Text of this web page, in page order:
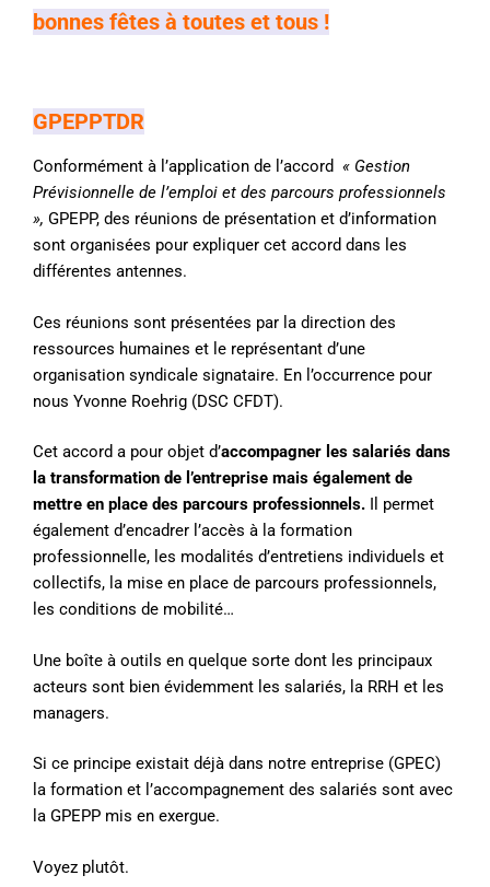
bonnes fêtes à toutes et tous !
GPEPPTDR
Conformément à l’application de l’accord « Gestion
Prévisionnelle de l’emploi et des parcours professionnels
», GPEPP, des réunions de présentation et d’information
sont organisées pour expliquer cet accord dans les
différentes antennes.
Ces réunions sont présentées par la direction des
ressources humaines et le représentant d’une
organisation syndicale signataire. En l’occurrence pour
nous Yvonne Roehrig (DSC CFDT).
Cet accord a pour objet d’accompagner les salariés dans
la transformation de l’entreprise mais également de
mettre en place des parcours professionnels. Il permet
également d’encadrer l’accès à la formation
professionnelle, les modalités d’entretiens individuels et
collectifs, la mise en place de parcours professionnels,
les conditions de mobilité…
Une boîte à outils en quelque sorte dont les principaux
acteurs sont bien évidemment les salariés, la RRH et les
managers.
Si ce principe existait déjà dans notre entreprise (GPEC)
la formation et l’accompagnement des salariés sont avec
la GPEPP mis en exergue.
Voyez plutôt.